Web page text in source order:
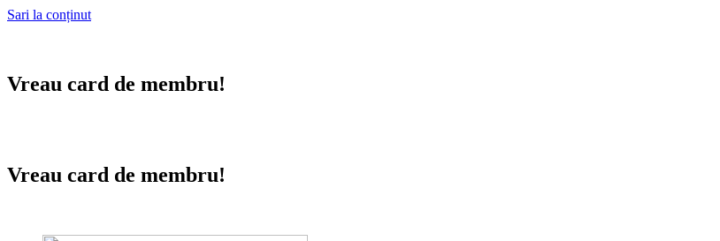
Sari la conținut
Vreau card de membru!
Vreau card de membru!